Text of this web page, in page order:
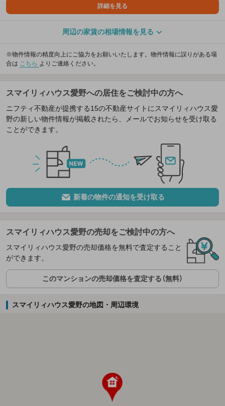
詳細を見る
周辺の家賃の相場情報を見る
※物件情報の精度向上にご協力をお願いいたします。物件情報に誤りがある場
合は こちら よりご連絡ください。
スマイリィハウス愛野への居住をご検討中の方へ
ニフティ不動産が提携する15の不動産サイトにスマイリィハウス愛
野の新しい物件情報が掲載されたら、メールでお知らせを受け取る
ことができます。
新着の物件の通知を受け取る
スマイリィハウス愛野の売却をご検討中の方へ
スマイリィハウス愛野の売却価格を無料で査定すること
ができます。
このマンションの売却価格を査定する（無料）
スマイリィハウス愛野の地図・周辺環境